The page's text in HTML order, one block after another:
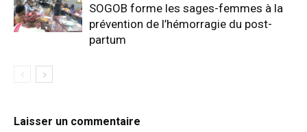
SOGOB forme les sages-femmes à la
prévention de l’hémorragie du post-
partum
Laisser un commentaire